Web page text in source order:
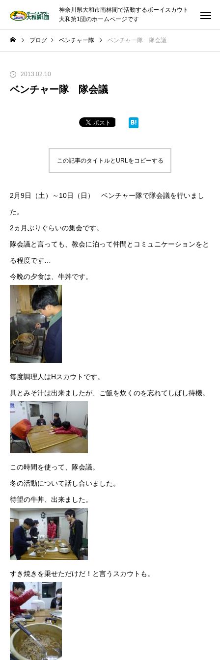
神奈川県大和市南林間で活動するボーイスカウト
大和第1団のホームページです
ブログ ベンチャー隊 ベンチャー隊 隊会議
2013.02.10
ベンチャー隊 隊会議
この記事のタイトルとURLをコピーする
2月9日（土）～10日（日） ベンチャー隊で隊会議を行いまし
た。
2ヵ月ぶりぐらいの集会です。
隊会議と言っても、教会に泊って仲間とコミュニケーションをと
る程度です…
今晩の夕食は、牛丼です。
毎度調理人はHスカウトです。
具とみそ汁は出来ましたが、ご飯を炊くのを忘れてしばし待機。
この時間を使って、隊会議。
冬の活動について話し合いました。
待望の牛丼、出来ました。
すき焼きを乗せただけだ！と言うスカウトも。